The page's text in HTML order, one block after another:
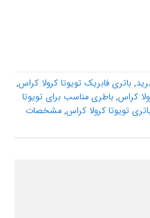
, باتری فابریک تویوتا کرولا کراس,
کراس, باطری مناسب برای تویوتا
تویوتا کرولا کراس, مشخصات